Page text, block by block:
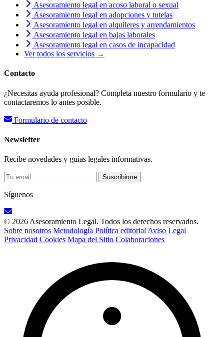
Asesoramiento legal en acoso laboral o sexual
Asesoramiento legal en adopciones y tutelas
Asesoramiento legal en alquileres y arrendamientos
Asesoramiento legal en bajas laborales
Asesoramiento legal en casos de incapacidad
Ver todos los servicios →
Contacto
¿Necesitas ayuda profesional? Completa nuestro formulario y te
contactaremos lo antes posible.
Formulario de contacto
Newsletter
Recibe novedades y guías legales informativas.
Suscribirme
Síguenos
© 2026 Asesoramiento Legal. Todos los derechos reservados.
Sobre nosotros Metodología Política editorial Aviso Legal
Privacidad Cookies Mapa del Sitio Colaboraciones